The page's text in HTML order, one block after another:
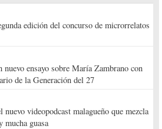
edición del concurso de microrrelatos
nuevo ensayo sobre María Zambrano con
de la Generación del 27
videopodcast malagueño que mezcla
guasa